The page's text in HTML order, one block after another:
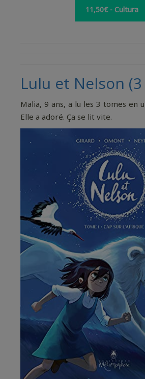
11,50€ - Cultura
Lulu et Nelson
Malia, 9 ans, a lu les 3 tomes en
Elle a adoré. Ça se lit vite.